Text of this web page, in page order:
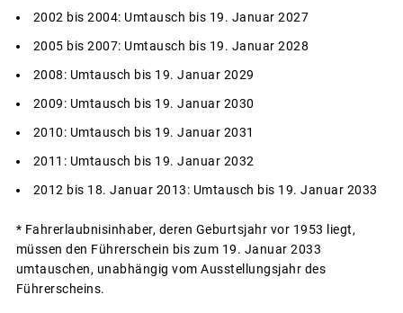
2002 bis 2004: Umtausch bis 19. Januar 2027
2005 bis 2007: Umtausch bis 19. Januar 2028
2008: Umtausch bis 19. Januar 2029
2009: Umtausch bis 19. Januar 2030
2010: Umtausch bis 19. Januar 2031
2011: Umtausch bis 19. Januar 2032
2012 bis 18. Januar 2013: Umtausch bis 19. Januar 2033
* Fahrerlaubnisinhaber, deren Geburtsjahr vor 1953 liegt,
müssen den Führerschein bis zum 19. Januar 2033
umtauschen, unabhängig vom Ausstellungsjahr des
Führerscheins.